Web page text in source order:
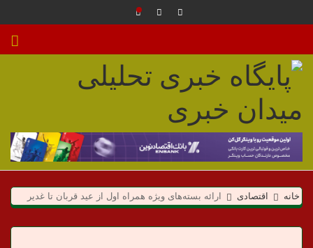
م
ی
د
خانه اقتصادی ارائه بسته‌های ویژه همراه اول از عید قربان تا غدیر